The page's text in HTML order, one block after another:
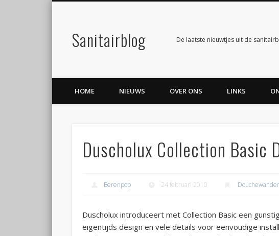
Sanitairblog De laatste nieuwtjes uit de
FacebookTwitter
HOME NIEUWS OVER ONS LINKS
Duscholux Collection Basic
Berenpop 24 februari 2010
Duscholux introduceert met Collection Basic een
eigentijds design en vele details voor eenvoudige